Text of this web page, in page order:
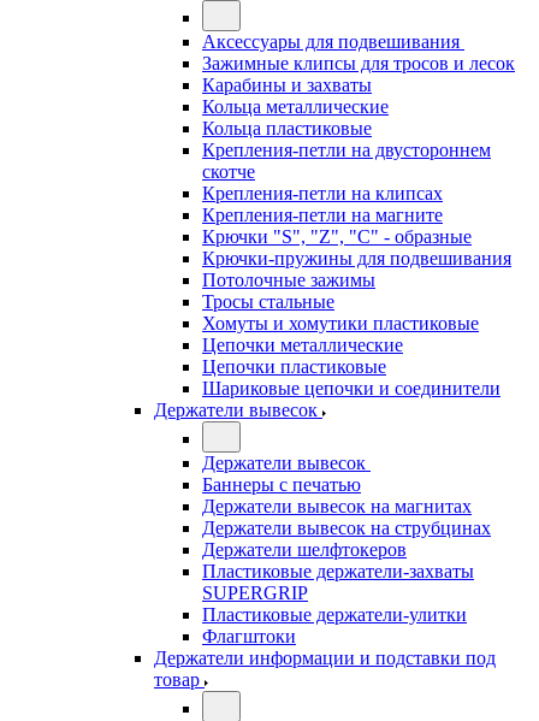
Аксессуары для подвешивания
Зажимные клипсы для тросов и лесок
Карабины и захваты
Кольца металлические
Кольца пластиковые
Крепления-петли на двустороннем
скотче
Крепления-петли на клипсах
Крепления-петли на магните
Крючки "S", "Z", "C" - образные
Крючки-пружины для подвешивания
Потолочные зажимы
Тросы стальные
Хомуты и хомутики пластиковые
Цепочки металлические
Цепочки пластиковые
Шариковые цепочки и соединители
Держатели вывесок
Держатели вывесок
Баннеры с печатью
Держатели вывесок на магнитах
Держатели вывесок на струбцинах
Держатели шелфтокеров
Пластиковые держатели-захваты
SUPERGRIP
Пластиковые держатели-улитки
Флагштоки
Держатели информации и подставки под
товар